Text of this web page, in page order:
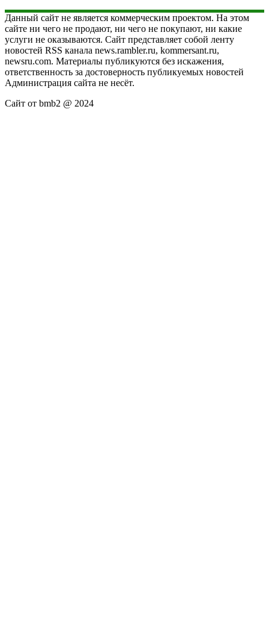
Данный сайт не является коммерческим проектом. На этом
сайте ни чего не продают, ни чего не покупают, ни какие
услуги не оказываются. Сайт представляет собой ленту
новостей RSS канала news.rambler.ru, kommersant.ru,
newsru.com. Материалы публикуются без искажения,
ответственность за достоверность публикуемых новостей
Администрация сайта не несёт.
Сайт от bmb2 @ 2024